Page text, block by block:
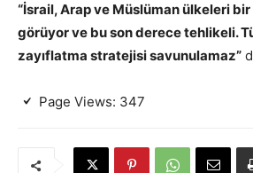
“İsrail, Arap ve Müslüman ülkeleri
görüyor ve bu son derece tehlikeli.
zayıflatma stratejisi savunulamaz”
Page Views: 347